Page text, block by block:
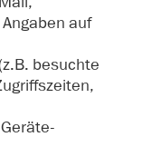
auf
besuchte